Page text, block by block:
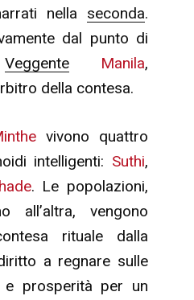
nella seconda.
dal punto di
Veggente Manila,
della contesa.
vivono quattro
intelligenti: Suthi,
. Le popolazioni,
all’altra, vengono
rituale dalla
a regnare sulle
prosperità per un